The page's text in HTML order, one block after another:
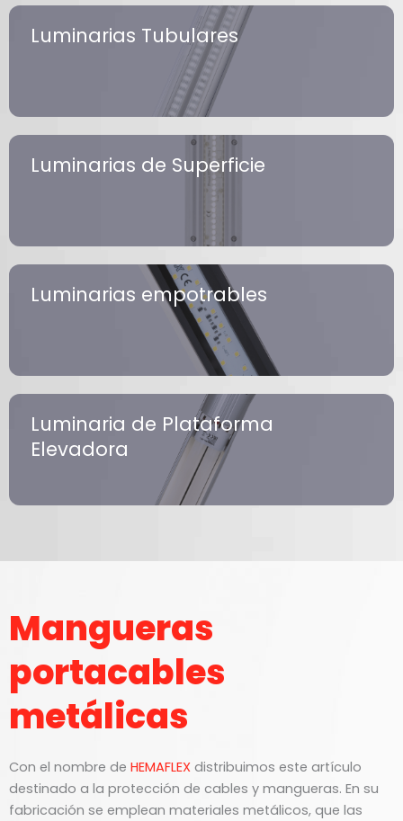
Luminarias Tubulares
Luminarias de Superficie
Luminarias empotrables
Luminaria de Plataforma
Elevadora
Mangueras
portacables
metálicas
Con el nombre de HEMAFLEX distribuimos este artículo
destinado a la protección de cables y mangueras. En su
fabricación se emplean materiales metálicos, que las